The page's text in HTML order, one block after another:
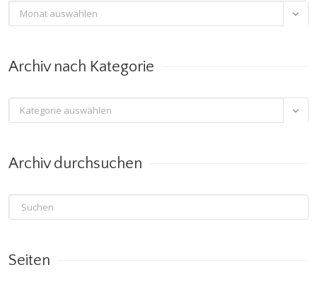
Archiv
nach

Archiv nach Kategorie
Archiv
nach

Archiv durchsuchen
Seiten